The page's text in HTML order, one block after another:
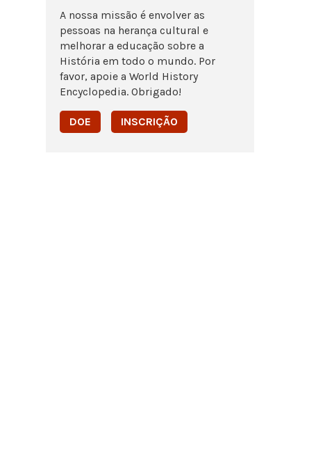
A nossa missão é envolver as
pessoas na herança cultural e
melhorar a educação sobre a
História em todo o mundo. Por
favor, apoie a World History
Encyclopedia. Obrigado!
DOE INSCRIÇÃO